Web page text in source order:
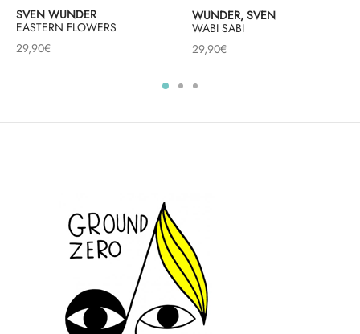
SVEN WUNDER
EASTERN FLOWERS
29,90€
WUNDER, SVEN
WABI SABI
29,90€